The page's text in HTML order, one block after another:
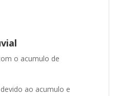
o acumulo de
ao acumulo e